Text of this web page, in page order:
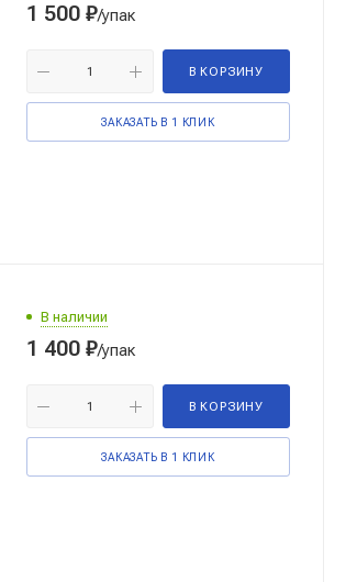
1 500 ₽/упак
В КОРЗИНУ
ЗАКАЗАТЬ В 1 КЛИК
В наличии
1 400 ₽/упак
В КОРЗИНУ
ЗАКАЗАТЬ В 1 КЛИК